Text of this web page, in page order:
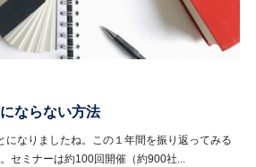
ならない方法
になりましたね。この１年間を振り返ってみる
セミナーは約100回開催（約900社...